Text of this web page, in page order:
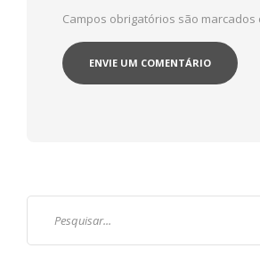
Campos obrigatórios são marcados